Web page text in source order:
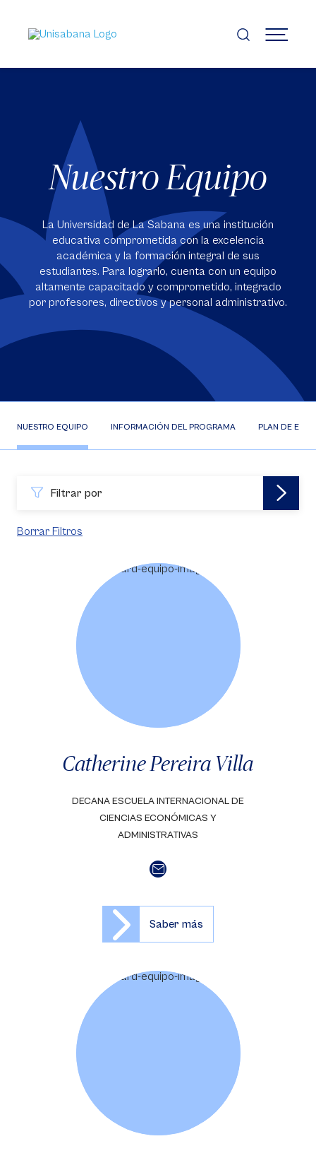
contenido
principal
MENÚ
Nuestro Equipo
La Universidad de La Sabana es una institución
educativa comprometida con la excelencia
académica y la formación integral de sus
estudiantes. Para lograrlo, cuenta con un equipo
altamente capacitado y comprometido, integrado
por profesores, directivos y personal administrativo.
NUESTRO EQUIPO INFORMACIÓN DEL PROGRAMA PLAN DE
Filtrar por
Borrar Filtros
Catherine Pereira Villa
DECANA ESCUELA INTERNACIONAL DE
CIENCIAS ECONÓMICAS Y
ADMINISTRATIVAS
Saber más